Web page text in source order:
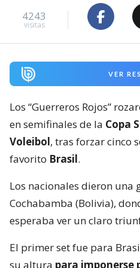
4243
visitas
VER
Los “Guerreros Rojos”
en semifinales de la Copa
Voleibol, tras forzar cinco
favorito Brasil.
Los nacionales dieron una
Cochabamba (Bolivia),
esperaba ver un claro
El primer set fue para
su altura para imponerse